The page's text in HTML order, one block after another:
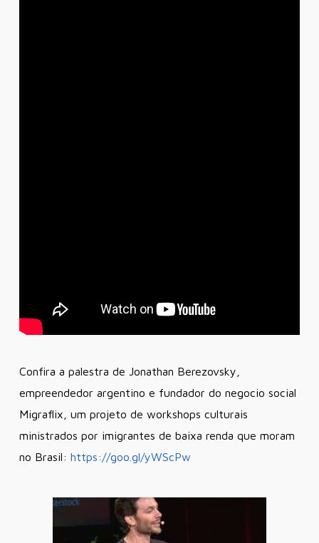
Confira a palestra de Jonathan Berezovsky,
empreendedor argentino e fundador do negocio social
Migraflix, um projeto de workshops culturais
ministrados por imigrantes de baixa renda que moram
no Brasil: https://goo.gl/yWScPw